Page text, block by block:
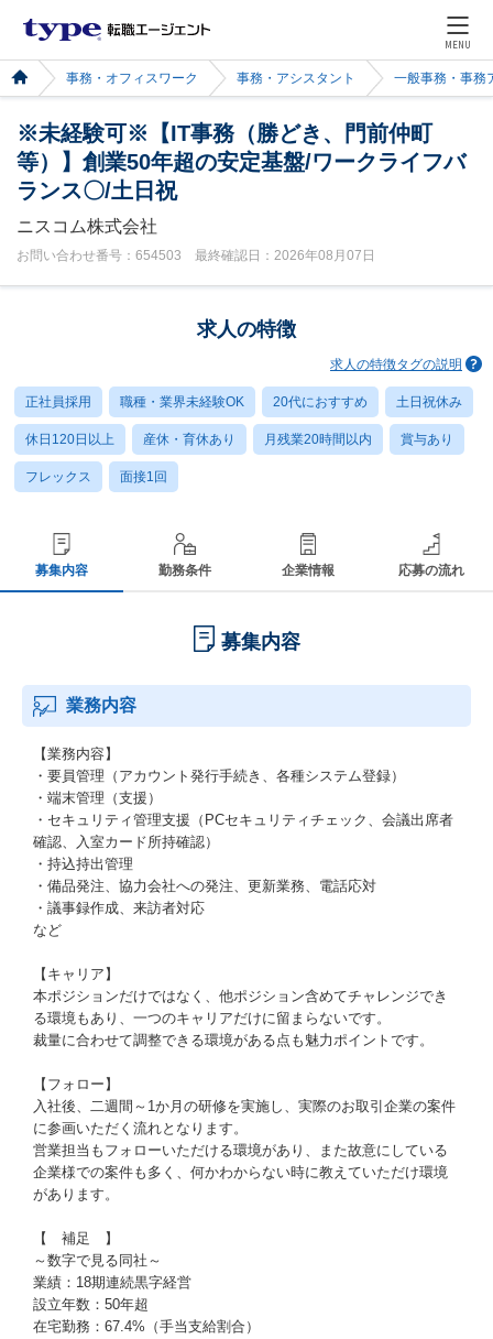
MENU
事務・オフィスワーク 事務・アシスタント 一般事務・事務
※未経験可※【IT事務（勝どき、門前仲町
等）】創業50年超の安定基盤/ワークライフバ
ランス〇/土日祝
ニスコム株式会社
お問い合わせ番号：654503 最終確認日：2026年08月07日
求人の特徴
求人の特徴タグの説明
正社員採用 職種・業界未経験OK 20代におすすめ 土日祝休み
休日120日以上 産休・育休あり 月残業20時間以内 賞与あり
フレックス 面接1回
募集内容 勤務条件 企業情報 応募の流れ
募集内容
業務内容
【業務内容】
・要員管理（アカウント発行手続き、各種システム登録）
・端末管理（支援）
・セキュリティ管理支援（PCセキュリティチェック、会議出席者
確認、入室カード所持確認）
・持込持出管理
・備品発注、協力会社への発注、更新業務、電話応対
・議事録作成、来訪者対応
など
【キャリア】
本ポジションだけではなく、他ポジション含めてチャレンジでき
る環境もあり、一つのキャリアだけに留まらないです。
裁量に合わせて調整できる環境がある点も魅力ポイントです。
【フォロー】
入社後、二週間～1か月の研修を実施し、実際のお取引企業の案件
に参画いただく流れとなります。
営業担当もフォローいただける環境があり、また故意にしている
企業様での案件も多く、何かわからない時に教えていただけ環境
があります。
【 補足 】
～数字で見る同社～
業績：18期連続黒字経営
設立年数：50年超
在宅勤務：67.4%（手当支給割合）